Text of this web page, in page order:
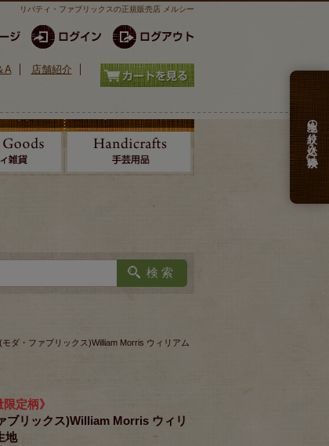
リバティ・ファブリックスの正規販売店 メルシー
A 店舗紹介
生地の絞り込み検索
ダ・ファブリックス)William Morris ウィリアム
定柄》
ブリックス)William Morris ウィリ
地